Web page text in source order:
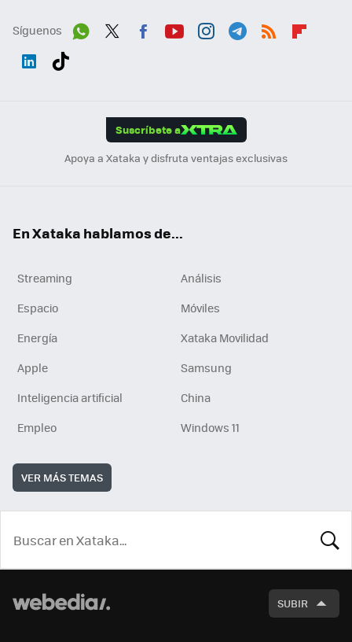
Síguenos
Suscríbete a
Apoya a Xataka y disfruta ventajas exclusivas
En Xataka hablamos de...
Streaming
Análisis
Espacio
Móviles
Energía
Xataka Movilidad
Apple
Samsung
Inteligencia artificial
China
Empleo
Windows 11
VER MÁS TEMAS
SUBIR